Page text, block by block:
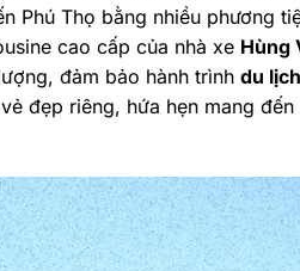
Thọ bằng nhiều phương
cao cấp của nhà xe Hùng
đảm bảo hành trìnhdu
đẹp riêng, hứa hẹn mang